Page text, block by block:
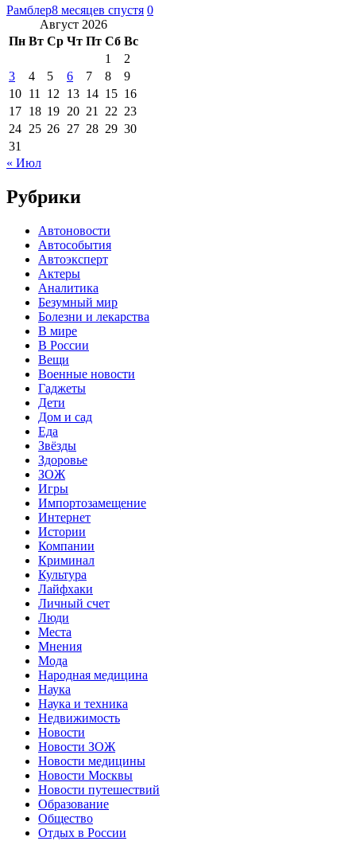
Рамблер8 месяцев спустя 0
Август 2026
Пн Вт Ср Чт Пт Сб Вс
1
2
3
4 5 6 7 8
9
10 11 12 13 14 15 16
17 18 19 20 21 22 23
24 25 26 27 28 29 30
31
« Июл
Рубрики
Автоновости
Автособытия
Автоэксперт
Актеры
Аналитика
Безумный мир
Болезни и лекарства
В мире
В России
Вещи
Военные новости
Гаджеты
Дети
Дом и сад
Еда
Звёзды
Здоровье
ЗОЖ
Игры
Импортозамещение
Интернет
Истории
Компании
Криминал
Культура
Лайфхаки
Личный счет
Люди
Места
Мнения
Мода
Народная медицина
Наука
Наука и техника
Недвижимость
Новости
Новости ЗОЖ
Новости медицины
Новости Москвы
Новости путешествий
Образование
Общество
Отдых в России